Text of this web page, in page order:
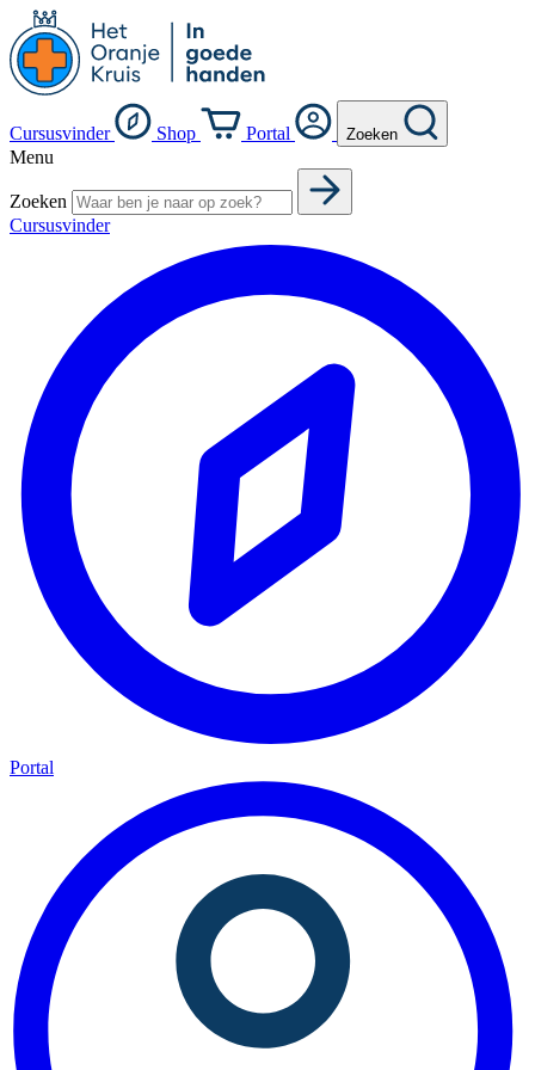
Cursusvinder Shop Portal Zoeken
Menu
Zoeken
Cursusvinder
Portal